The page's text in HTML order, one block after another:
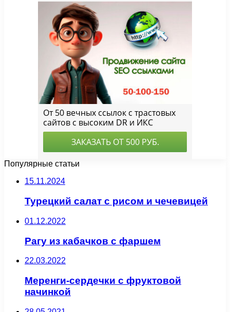
Популярные статьи
15.11.2024
Турецкий салат с рисом и чечевицей
01.12.2022
Рагу из кабачков с фаршем
22.03.2022
Меренги-сердечки с фруктовой
начинкой